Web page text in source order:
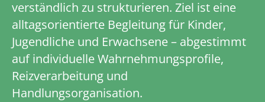
verständlich zu strukturieren. Ziel ist eine
alltagsorientierte Begleitung für Kinder,
Jugendliche und Erwachsene – abgestimmt
auf individuelle Wahrnehmungsprofile,
Reizverarbeitung und
Handlungsorganisation.